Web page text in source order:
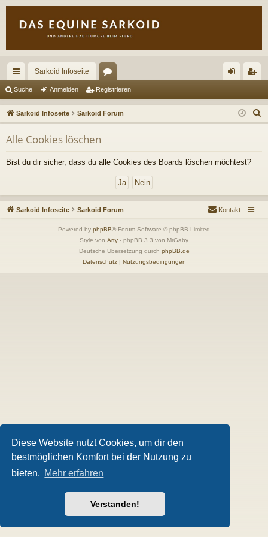
Diese Website nutzt Cookies, um dir den
bestmöglichen Komfort bei der Nutzung zu
bieten. Mehr erfahren
Verstanden!
ch
ne
llz
ug
riff
Sarkoid Infoseite
or
en m
el
n
ist
rie
Suche Anmelden Registrieren
Sarkoid Infoseite Sarkoid Forum
u
Alle Cookies löschen
Bist du dir sicher, dass du alle Cookies des Boards löschen möchtest?
Sarkoid Infoseite Sarkoid Forum Kontakt
Powered by phpBB® Forum Software © phpBB Limited
Style von Arty - phpBB 3.3 von MrGaby
Deutsche Übersetzung durch phpBB.de
Datenschutz| Nutzungsbedingungen